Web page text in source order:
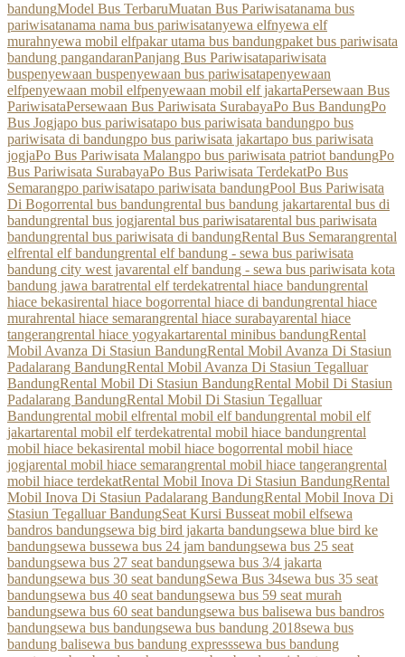
bandungModel Bus TerbaruMuatan Bus Pariwisatanama bus
pariwisatanama nama bus pariwisatanyewa elfnyewa elf
murahnyewa mobil elfpakar utama bus bandungpaket bus pariwisata
bandung pangandaranPanjang Bus Pariwisatapariwisata
buspenyewaan buspenyewaan bus pariwisatapenyewaan
elfpenyewaan mobil elfpenyewaan mobil elf jakartaPersewaan Bus
PariwisataPersewaan Bus Pariwisata SurabayaPo Bus BandungPo
Bus Jogjapo bus pariwisatapo bus pariwisata bandungpo bus
pariwisata di bandungpo bus pariwisata jakartapo bus pariwisata
jogjaPo Bus Pariwisata Malangpo bus pariwisata patriot bandungPo
Bus Pariwisata SurabayaPo Bus Pariwisata TerdekatPo Bus
Semarangpo pariwisatapo pariwisata bandungPool Bus Pariwisata
Di Bogorrental bus bandungrental bus bandung jakartarental bus di
bandungrental bus jogjarental bus pariwisatarental bus pariwisata
bandungrental bus pariwisata di bandungRental Bus Semarangrental
elfrental elf bandungrental elf bandung - sewa bus pariwisata
bandung city west javarental elf bandung - sewa bus pariwisata kota
bandung jawa baratrental elf terdekatrental hiace bandungrental
hiace bekasirental hiace bogorrental hiace di bandungrental hiace
murahrental hiace semarangrental hiace surabayarental hiace
tangerangrental hiace yogyakartarental minibus bandungRental
Mobil Avanza Di Stasiun BandungRental Mobil Avanza Di Stasiun
Padalarang BandungRental Mobil Avanza Di Stasiun Tegalluar
BandungRental Mobil Di Stasiun BandungRental Mobil Di Stasiun
Padalarang BandungRental Mobil Di Stasiun Tegalluar
Bandungrental mobil elfrental mobil elf bandungrental mobil elf
jakartarental mobil elf terdekatrental mobil hiace bandungrental
mobil hiace bekasirental mobil hiace bogorrental mobil hiace
jogjarental mobil hiace semarangrental mobil hiace tangerangrental
mobil hiace terdekatRental Mobil Inova Di Stasiun BandungRental
Mobil Inova Di Stasiun Padalarang BandungRental Mobil Inova Di
Stasiun Tegalluar BandungSeat Kursi Busseat mobil elfsewa
bandros bandungsewa big bird jakarta bandungsewa blue bird ke
bandungsewa bussewa bus 24 jam bandungsewa bus 25 seat
bandungsewa bus 27 seat bandungsewa bus 3/4 jakarta
bandungsewa bus 30 seat bandungSewa Bus 34sewa bus 35 seat
bandungsewa bus 40 seat bandungsewa bus 59 seat murah
bandungsewa bus 60 seat bandungsewa bus balisewa bus bandros
bandungsewa bus bandungsewa bus bandung 2018sewa bus
bandung balisewa bus bandung expresssewa bus bandung